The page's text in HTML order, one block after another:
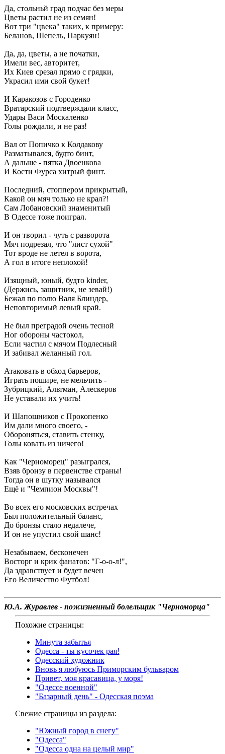
Да, стольньй град подчас без меры
Цветы растил не из семян!
Вот три "цвека" таких, к примеру:
Беланов, Шепель, Паркуян!
Да, да, цветы, а не початки,
Имели вес, авторитет,
Их Киев срезал прямо с грядки,
Украсил ими свой букет!
И Каракозов с Городенко
Вратарский подтверждали класс,
Удары Васи Москаленко
Голы рождали, и не раз!
Вал от Попичко к Колдакову
Разматывался, будто бинт,
А дальше - пятка Двоенкова
И Кости Фурса хитрый финт.
Последний, стоппером прикрытый,
Какой он мяч только не крал?!
Сам Лобановcкий знаменитый
В Одессе тоже поиграл.
И он творил - чуть с разворота
Мяч подрезал, что "лист сухой"
Тот вроде не летел в ворота,
А гол в итоге неплохой!
Изящный, юный, будто kinder,
(Держись, защитник, не зевай!)
Бежал по полю Валя Блиндер,
Неповторимый левый край.
Не был преградой очень тесной
Ног обороны частокол,
Если частил с мячом Подлесный
И забивал желанный гол.
Атаковать в обход барьеров,
Играть пошире, не мельчить -
Зубрицкий, Альтман, Алескеров
Не уставали их учить!
И Шапошников с Прокопенко
Им дали много своего, -
Обороняться, ставить стенку,
Голы ковать из ничего!
Как "Черноморец" разыгрался,
Взяв бронзу в первенстве страны!
Тогда он в шутку назывался
Ещё и "Чемпион Москвы"!
Во всех его московских встречах
Был положительный баланс,
До бронзы стало недалече,
И он не упустил свой шанс!
Незабываем, бесконечен
Восторг и крик фанатов: "Г-о-о-л!",
Да здравствует и будет вечен
Его Величество Футбол!
Ю.А. Журавлев - пожизненный болельщик "Черноморца"
Похожие страницы:
Минута забытья
Одесса - ты кусочек рая!
Одесский художник
Вновь я любуюсь Приморским бульваром
Привет, моя красавица, у моря!
"Одессе военной"
"Базарный день" - Одесская поэма
Свежие страницы из раздела:
"Южный город в снегу"
"Одесса"
"Одесса одна на целый мир"